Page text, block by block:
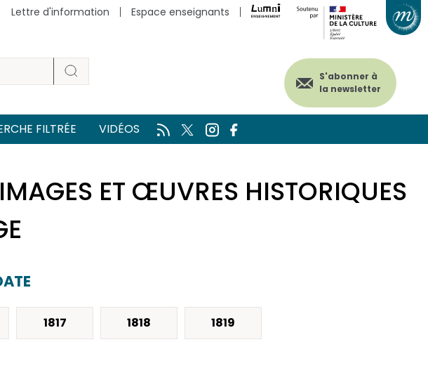
Lettre d'information Espace enseignants
S'abonner à
la newsletter
FILTRÉE VIDÉOS
ET ŒUVRES HISTORIQUES
1817 1818 1819